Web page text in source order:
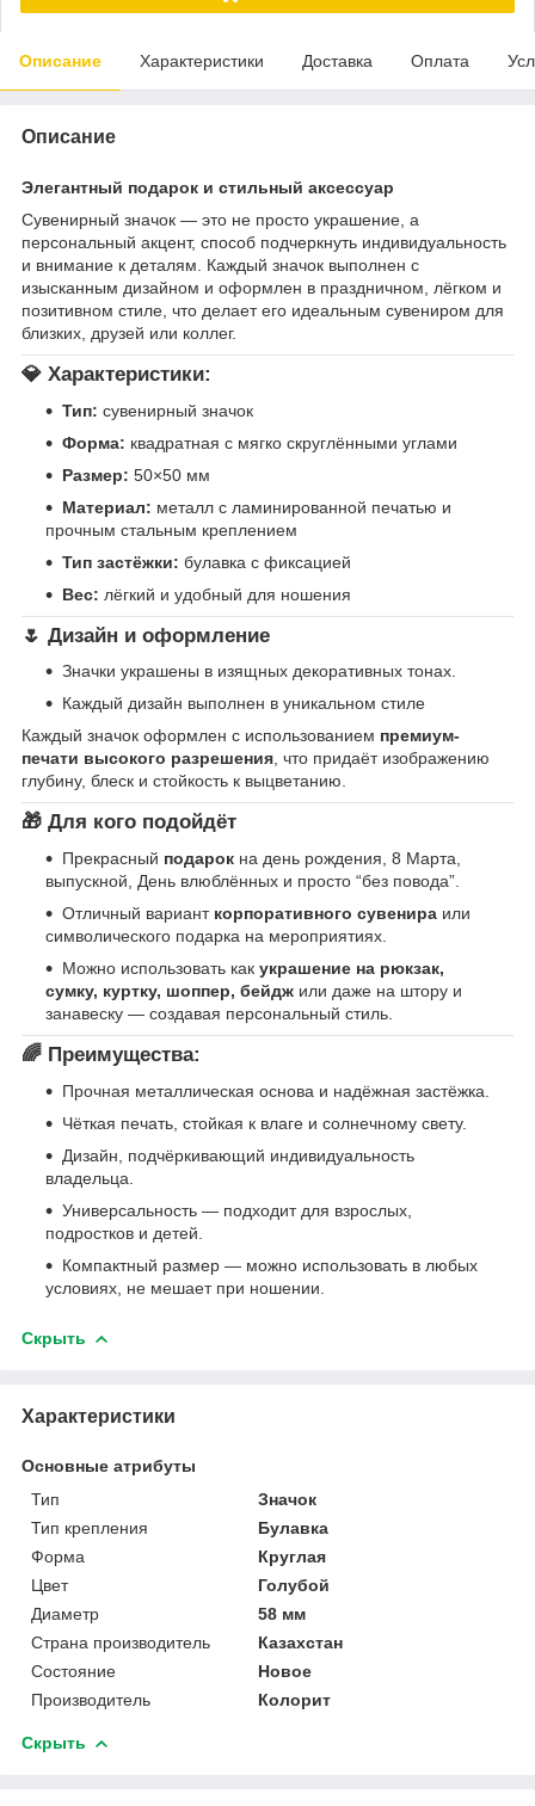
Описание Характеристики Доставка Оплата
Описание
Элегантный подарок и стильный аксессуар
Сувенирный значок — это не просто украшение, а
персональный акцент, способ подчеркнуть индивидуальность
и внимание к деталям. Каждый значок выполнен с
изысканным дизайном и оформлен в праздничном, лёгком и
позитивном стиле, что делает его идеальным сувениром для
близких, друзей или коллег.
💎 Характеристики:
Тип: сувенирный значок
Форма: квадратная с мягко скруглёнными углами
Размер: 50×50 мм
Материал: металл с ламинированной печатью и
прочным стальным креплением
Тип застёжки: булавка с фиксацией
Вес: лёгкий и удобный для ношения
🌷 Дизайн и оформление
Значки украшены в изящных декоративных тонах.
Каждый дизайн выполнен в уникальном стиле
Каждый значок оформлен с использованием премиум-
печати высокого разрешения, что придаёт изображению
глубину, блеск и стойкость к выцветанию.
🎁 Для кого подойдёт
Прекрасный подарок на день рождения, 8 Марта,
выпускной, День влюблённых и просто “без повода”.
Отличный вариант корпоративного сувенира или
символического подарка на мероприятиях.
Можно использовать как украшение на рюкзак,
сумку, куртку, шоппер, бейдж или даже на штору и
занавеску — создавая персональный стиль.
🌈 Преимущества:
Прочная металлическая основа и надёжная застёжка.
Чёткая печать, стойкая к влаге и солнечному свету.
Дизайн, подчёркивающий индивидуальность
владельца.
Универсальность — подходит для взрослых,
подростков и детей.
Компактный размер — можно использовать в любых
условиях, не мешает при ношении.
Скрыть
Характеристики
Основные атрибуты
Тип
Значок
Тип крепления
Булавка
Форма
Круглая
Цвет
Голубой
Диаметр
58 мм
Страна производитель
Казахстан
Состояние
Новое
Производитель
Колорит
Скрыть